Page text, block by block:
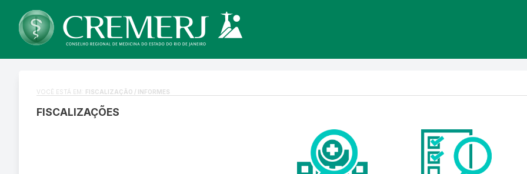
VOCÊ ESTÁ EM: FISCALIZAÇÃO / INFORMES
FISCALIZAÇÕES